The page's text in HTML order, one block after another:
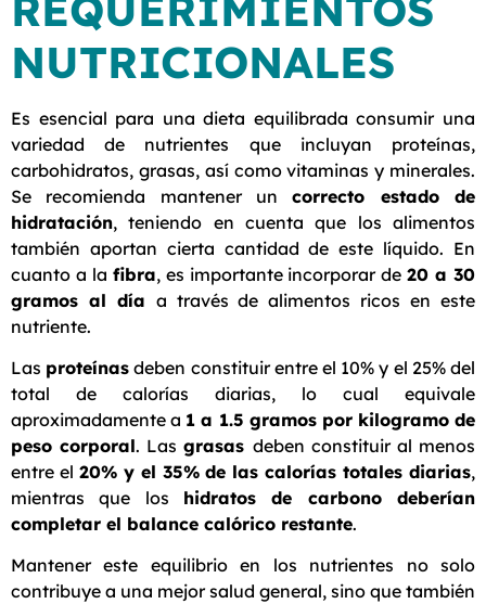
NUTRICIONALES
Es esencial para una dieta equilibrada consumir una
variedad de nutrientes que incluyan proteínas,
carbohidratos, grasas, así como vitaminas y minerales.
Se recomienda mantener uncorrecto estado de
hidratación, teniendo en cuenta que los alimentos
también aportan cierta cantidad de este líquido. En
cuanto a la fibra, es importante incorporar de20 a 30
gramos al día a través de alimentos ricos en este
nutriente.
Las proteínas deben constituir entre el 10% y el 25% del
total de calorías diarias, lo cual equivale
aproximadamente a 1 a 1.5 gramos por kilogramo de
peso corporal. Lasgrasas deben constituir al menos
entre el 20% y el 35% de las calorías totales diarias,
mientras que los hidratos de carbono deberían
completar el balance calórico restante.
Mantener este equilibrio en los nutrientes no solo
contribuye a una mejor salud general, sino que también